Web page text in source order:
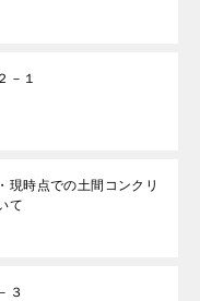
－１
現時点での土間コンクリ
て
３